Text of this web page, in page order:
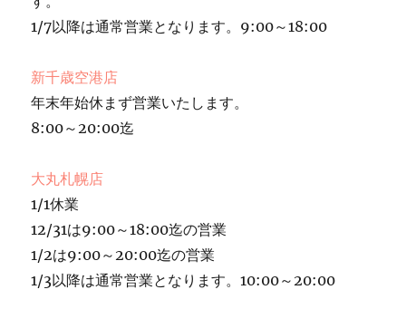
1/7以降は通常営業となります。9:00～18:00
新千歳空港店
年末年始休まず営業いたします。
8:00～20:00迄
大丸札幌店
1/1休業
12/31は9:00～18:00迄の営業
1/2は9:00～20:00迄の営業
1/3以降は通常営業となります。10:00～20:00